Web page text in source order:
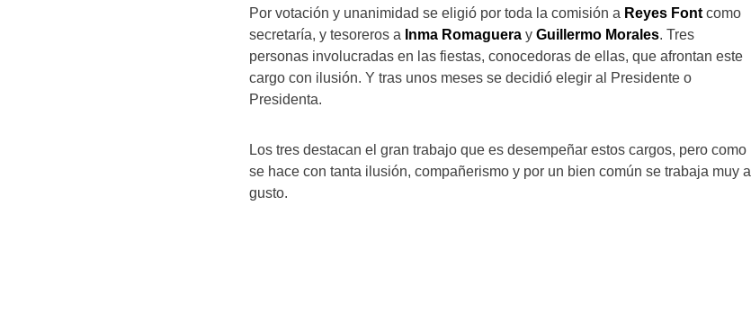
Por votación y unanimidad se eligió por toda la comisión a Reyes Font como
secretaría, y tesoreros a Inma Romaguera y Guillermo Morales. Tres
personas involucradas en las fiestas, conocedoras de ellas, que afrontan este
cargo con ilusión. Y tras unos meses se decidió elegir al Presidente o
Presidenta.
Los tres destacan el gran trabajo que es desempeñar estos cargos, pero como
se hace con tanta ilusión, compañerismo y por un bien común se trabaja muy a
gusto.